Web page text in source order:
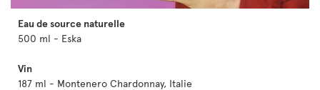
Eau de source naturelle
500 ml - Eska
Vin
187 ml - Montenero Chardonnay, Italie